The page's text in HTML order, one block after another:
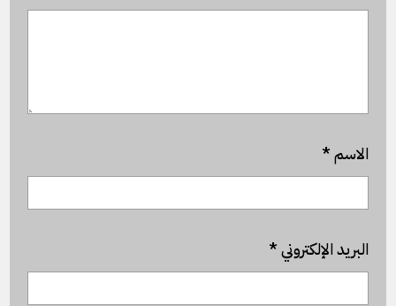
الاسم*
البريد الإلكتروني*